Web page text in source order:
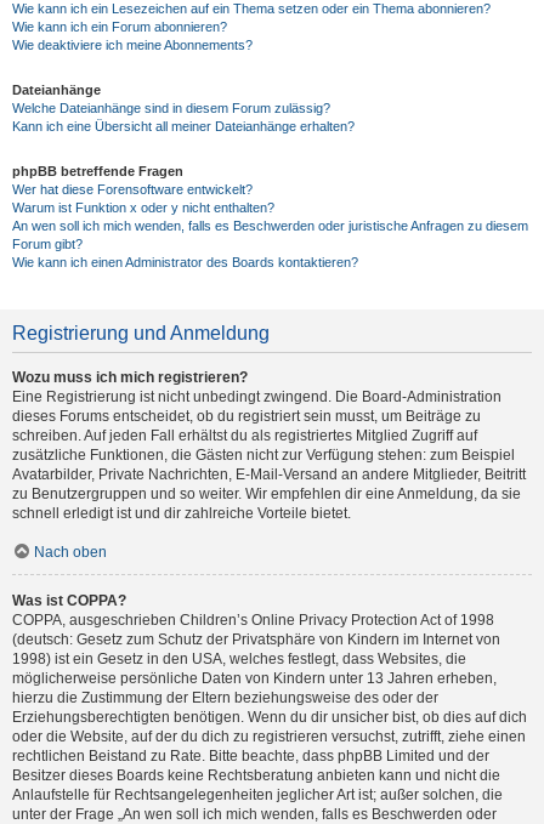
Wie kann ich ein Lesezeichen auf ein Thema setzen oder ein Thema abonnieren?
Wie kann ich ein Forum abonnieren?
Wie deaktiviere ich meine Abonnements?
Dateianhänge
Welche Dateianhänge sind in diesem Forum zulässig?
Kann ich eine Übersicht all meiner Dateianhänge erhalten?
phpBB betreffende Fragen
Wer hat diese Forensoftware entwickelt?
Warum ist Funktion x oder y nicht enthalten?
An wen soll ich mich wenden, falls es Beschwerden oder juristische Anfragen zu diesem
Forum gibt?
Wie kann ich einen Administrator des Boards kontaktieren?
Registrierung und Anmeldung
Wozu muss ich mich registrieren?
Eine Registrierung ist nicht unbedingt zwingend. Die Board-Administration
dieses Forums entscheidet, ob du registriert sein musst, um Beiträge zu
schreiben. Auf jeden Fall erhältst du als registriertes Mitglied Zugriff auf
zusätzliche Funktionen, die Gästen nicht zur Verfügung stehen: zum Beispiel
Avatarbilder, Private Nachrichten, E-Mail-Versand an andere Mitglieder, Beitritt
zu Benutzergruppen und so weiter. Wir empfehlen dir eine Anmeldung, da sie
schnell erledigt ist und dir zahlreiche Vorteile bietet.
Nach oben
Was ist COPPA?
COPPA, ausgeschrieben Children’s Online Privacy Protection Act of 1998
(deutsch: Gesetz zum Schutz der Privatsphäre von Kindern im Internet von
1998) ist ein Gesetz in den USA, welches festlegt, dass Websites, die
möglicherweise persönliche Daten von Kindern unter 13 Jahren erheben,
hierzu die Zustimmung der Eltern beziehungsweise des oder der
Erziehungsberechtigten benötigen. Wenn du dir unsicher bist, ob dies auf dich
oder die Website, auf der du dich zu registrieren versuchst, zutrifft, ziehe einen
rechtlichen Beistand zu Rate. Bitte beachte, dass phpBB Limited und der
Besitzer dieses Boards keine Rechtsberatung anbieten kann und nicht die
Anlaufstelle für Rechtsangelegenheiten jeglicher Art ist; außer solchen, die
unter der Frage „An wen soll ich mich wenden, falls es Beschwerden oder